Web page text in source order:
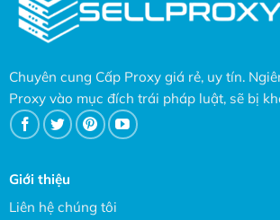
Chuyên cung Cấp Proxy giá rẻ, uy tín.
Proxy vào mục đích trái pháp luật, sẽ bị
Giới thiệu
Liên hệ chúng tôi